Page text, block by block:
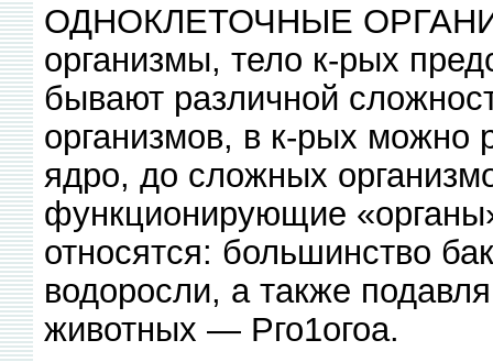
ОДНОКЛЕТОЧНЫЕ
организмы, тело к-рых
бывают различной
организмов, в к-рых можно
ядро, до сложных
функционирующие
относятся: большинство
водоросли, а также
животных — Рго1огоа.